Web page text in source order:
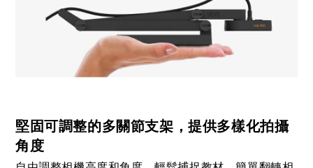
堅固可調整的多關節支架，提供多樣化拍攝
角度